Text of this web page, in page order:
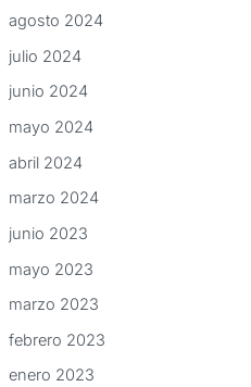
agosto 2024
julio 2024
junio 2024
mayo 2024
abril 2024
marzo 2024
junio 2023
mayo 2023
marzo 2023
febrero 2023
enero 2023